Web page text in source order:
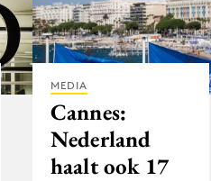
MEDIA
Cannes:
Nederland
haalt ook 17